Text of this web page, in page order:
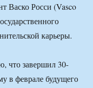
Васко Росси (Vasco
карьеры.
что завершил 30-
в феврале будущего